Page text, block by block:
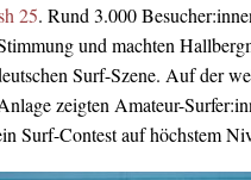
25. Rund 3.000
und machten
Surf-Szene. Auf der
zeigten Amateur-
Surf-Contest auf höchstem